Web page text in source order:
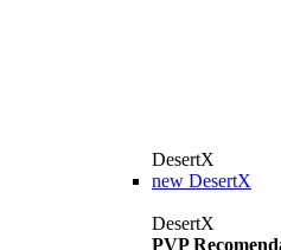
DesertX
new DesertX
DesertX
PVP